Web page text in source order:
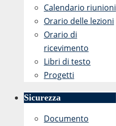
Calendario riunioni
Orario delle lezioni
Orario di
ricevimento
Libri di testo
Progetti
Sicurezza
Documento